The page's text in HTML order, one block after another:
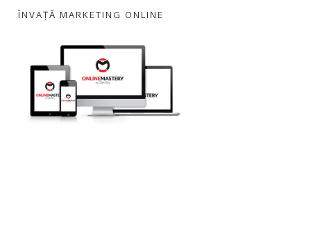
ÎNVAȚĂ MARKETING ONLINE